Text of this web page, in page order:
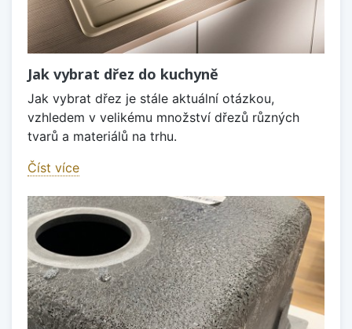
Jak vybrat dřez do kuchyně
Jak vybrat dřez je stále aktuální otázkou,
vzhledem v velikému množství dřezů různých
tvarů a materiálů na trhu.
Číst více